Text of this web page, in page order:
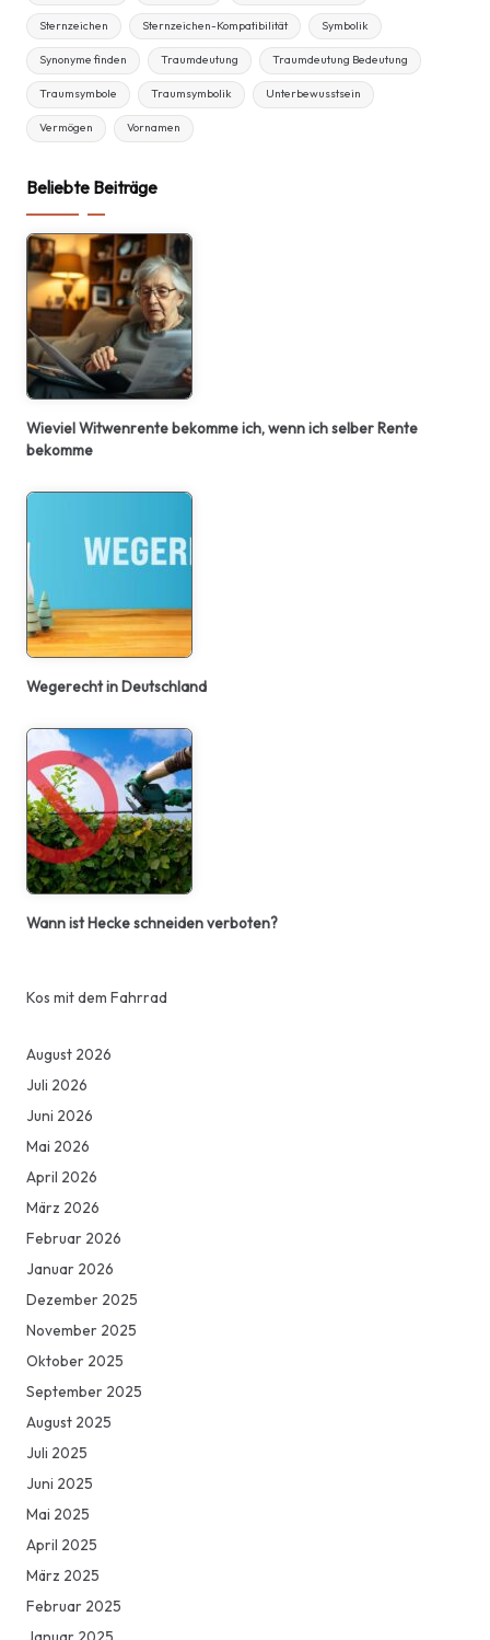
Sternzeichen Sternzeichen-Kompatibilität Symbolik
Synonyme finden Traumdeutung Traumdeutung Bedeutung
Traumsymbole Traumsymbolik Unterbewusstsein
Vermögen Vornamen
Beliebte Beiträge
Wieviel Witwenrente bekomme ich, wenn ich selber Rente
bekomme
Wegerecht in Deutschland
Wann ist Hecke schneiden verboten?
Kos mit dem Fahrrad
August 2026
Juli 2026
Juni 2026
Mai 2026
April 2026
März 2026
Februar 2026
Januar 2026
Dezember 2025
November 2025
Oktober 2025
September 2025
August 2025
Juli 2025
Juni 2025
Mai 2025
April 2025
März 2025
Februar 2025